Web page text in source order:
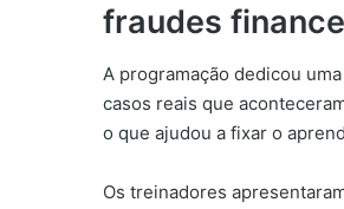
fraudes
A programação dedicou
casos reais que
o que ajudou a fixar o
Os treinadores